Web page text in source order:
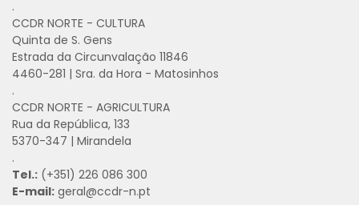
.
CCDR NORTE - CULTURA
Quinta de S. Gens
Estrada da Circunvalação 11846
4460-281 | Sra. da Hora - Matosinhos
.
CCDR NORTE - AGRICULTURA
Rua da República, 133
5370-347 | Mirandela
.
Tel.: (+351) 226 086 300
E-mail: geral@ccdr-n.pt